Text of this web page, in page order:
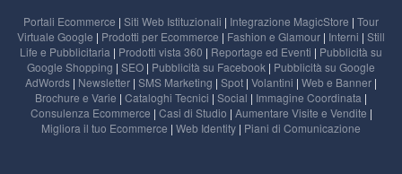
Portali Ecommerce | Siti Web Istituzionali | Integrazione MagicStore | Tour
Virtuale Google | Prodotti per Ecommerce | Fashion e Glamour | Interni | Still
Life e Pubblicitaria | Prodotti vista 360 | Reportage ed Eventi | Pubblicità su
Google Shopping | SEO | Pubblicità su Facebook | Pubblicità su Google
AdWords | Newsletter | SMS Marketing | Spot | Volantini | Web e Banner |
Brochure e Varie | Cataloghi Tecnici | Social | Immagine Coordinata |
Consulenza Ecommerce | Casi di Studio | Aumentare Visite e Vendite |
Migliora il tuo Ecommerce | Web Identity | Piani di Comunicazione